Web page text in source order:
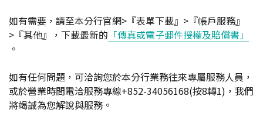
如有需要，請至本分行官網>『表單下載』>『帳戶服務』
>『其他』，下載最新的 「傳真或電子郵件授權及賠償書」
。
如有任何問題，可洽詢您於本分行業務往來專屬服務人員，
或於營業時間電洽服務專線+852-34056168(按8轉1)，我們
將竭誠為您解說與服務。